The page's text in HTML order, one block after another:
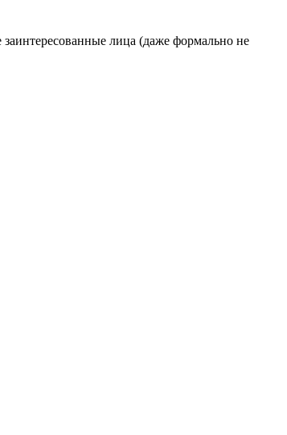
лица (даже формально не